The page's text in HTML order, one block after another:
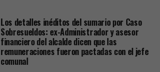
Los detalles inéditos del sumario por Caso
Sobresueldos: ex-Administrador y asesor
financiero del alcalde dicen que las
remuneraciones fueron pactadas con el jefe
comunal